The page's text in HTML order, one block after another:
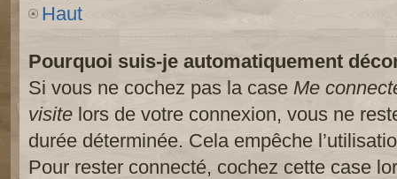
Haut
Pourquoi suis-je automatiquement
Si vous ne cochez pas la case Me
visite lors de votre connexion, vous ne
durée déterminée. Cela empêche
Pour rester connecté, cochez cette case